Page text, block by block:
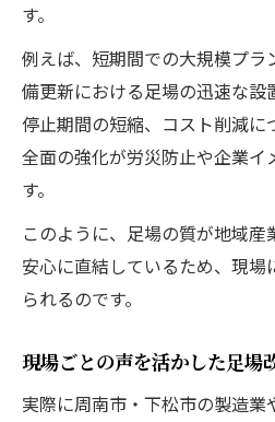
す。
例えば、短期間での大規模プ
備更新における足場の迅速な設
停止期間の短縮、コスト削減に
全面の強化が労災防止や企業イ
す。
このように、足場の質が地域
安心に直結しているため、現場
られるのです。
現場ごとの声を活かした足場
実際に周南市・下松市の製造